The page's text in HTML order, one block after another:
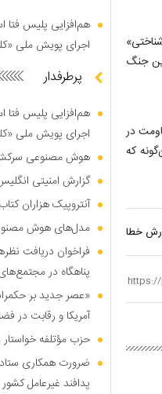
جنگ
در
که
خطا
هم‌افزایی پلیس فتا
اجرای پویش ملی
پرطرفدار
هم‌افزایی پلیس فتا
اجرای پویش ملی
هوش مصنوعی سرکش،
گزارش امنیتی
آنتروپیک هزاران
مدل‌های هوش
فراخوان دریافت
پناهگاه در
«عصر جدید بر
آمریکا و رقابت در
حزب مؤتلفه
ضرورت همکاری
پدافند غیرعامل کشور